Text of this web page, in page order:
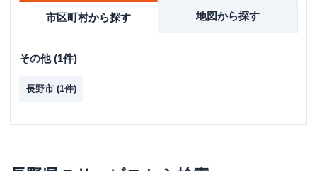
市区町村から探す 地図から探す
その他(1件)
長野市 (1件)